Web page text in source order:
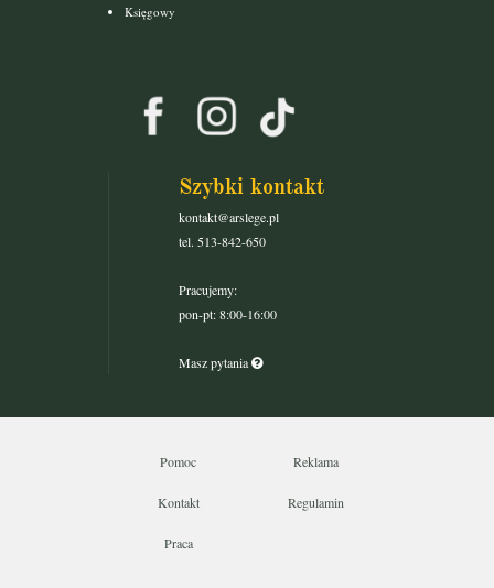
Księgowy
Szybki kontakt
kontakt@arslege.pl
tel. 513-842-650
Pracujemy:
pon-pt: 8:00-16:00
Masz pytania
Pomoc Reklama
Kontakt Regulamin
Praca